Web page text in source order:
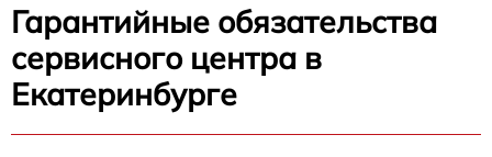
Гарантийные обязательства
сервисного центра в
Екатеринбурге